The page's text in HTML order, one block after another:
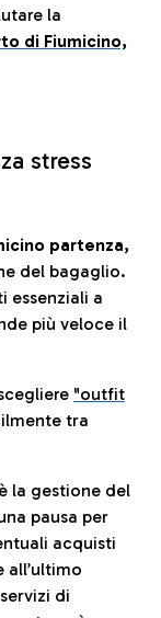
la
di Fiumicino,
stress
partenza,
del bagaglio.
essenziali a
più veloce il
"outfit
tra
la gestione del
pausa per
acquisti
di